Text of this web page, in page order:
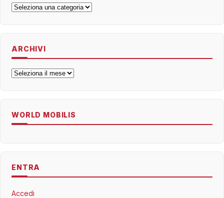
Categorie
ARCHIVI
Archivi
WORLD MOBILIS
ENTRA
Accedi